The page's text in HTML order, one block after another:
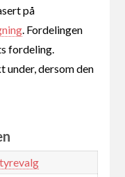
på
. Fordelingen
fordeling.
dersom den